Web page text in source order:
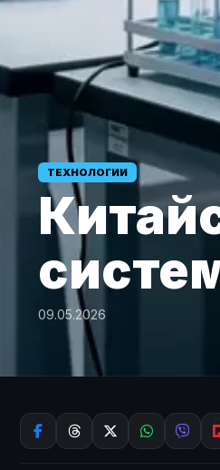
ТЕХНОЛОГИИ
09.05.2026